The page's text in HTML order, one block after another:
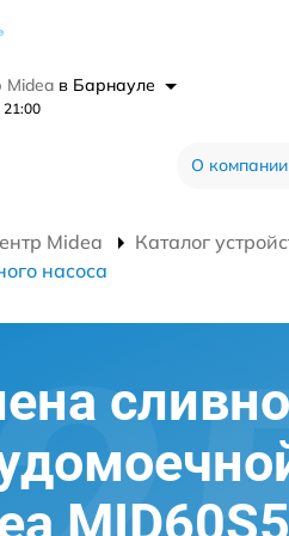
Midea в Барнауле
21:00
О компании
Midea
Каталог
насоса